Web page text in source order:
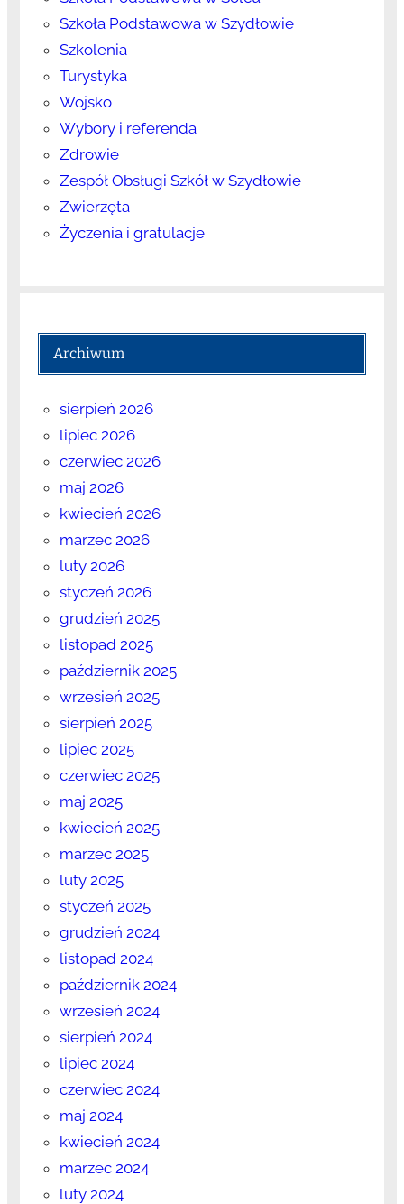
Szkoła Podstawowa w Szydłowie
Szkolenia
Turystyka
Wojsko
Wybory i referenda
Zdrowie
Zespół Obsługi Szkół w Szydłowie
Zwierzęta
Życzenia i gratulacje
Archiwum
sierpień 2026
lipiec 2026
czerwiec 2026
maj 2026
kwiecień 2026
marzec 2026
luty 2026
styczeń 2026
grudzień 2025
listopad 2025
październik 2025
wrzesień 2025
sierpień 2025
lipiec 2025
czerwiec 2025
maj 2025
kwiecień 2025
marzec 2025
luty 2025
styczeń 2025
grudzień 2024
listopad 2024
październik 2024
wrzesień 2024
sierpień 2024
lipiec 2024
czerwiec 2024
maj 2024
kwiecień 2024
marzec 2024
luty 2024